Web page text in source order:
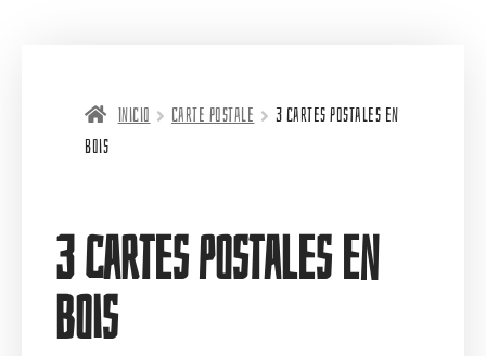
Inicio Carte postale
3 cartes postales en
bois
3 cartes postales en
bois